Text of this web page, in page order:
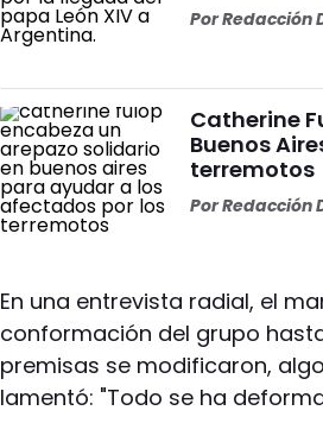
PorRedacción
Catherine
Buenos
terremotos
PorRedacción
En una entrevista radial, el
conformación del grupo
premisas se modificaron,
lamentó: "Todo se ha